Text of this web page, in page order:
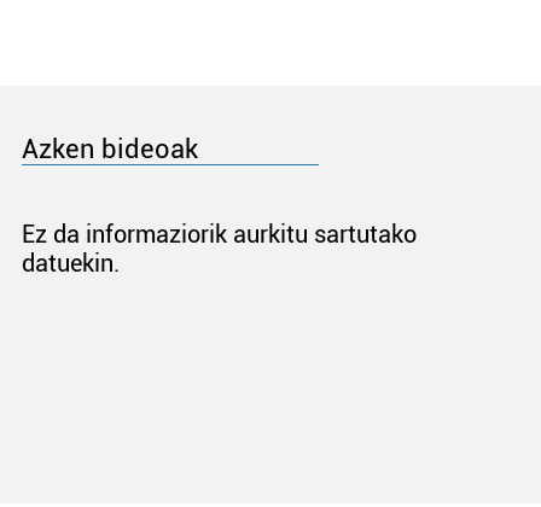
Azken bideoak
Ez da informaziorik aurkitu sartutako
datuekin.